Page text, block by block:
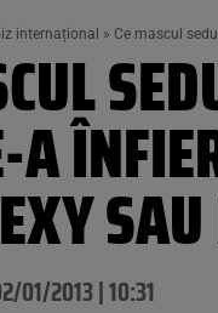
internațional » Ce mascul
01/2013 | 10:31